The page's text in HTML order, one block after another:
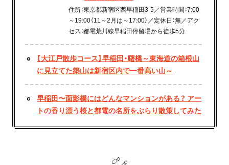
住所：東京都新宿区西早稲田3-5／営業時間：7:00
～19:00（11～2月は～17:00）／定休日：無／アク
セス：都電荒川線早稲田停留場から徒歩5分
【大江戸散歩コース】早稲田・曙橋～東海道の箱根山
に見立てた築山は新宿区内で一番高い山～
早稲田〜面影橋にはどんなマンションがある？ アー
トの香り漂う桜と都電の名所をぶらり散策してみた